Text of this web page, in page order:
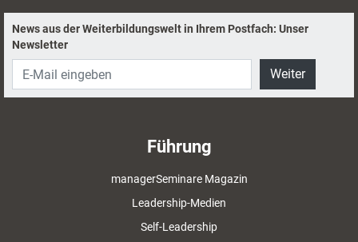
News aus der Weiterbildungswelt in Ihrem Postfach: Unser
Newsletter
Weiter
Führung
managerSeminare Magazin
Leadership-Medien
Self-Leadership